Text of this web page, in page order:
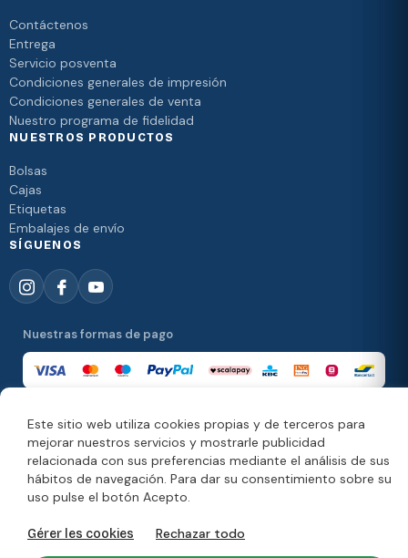
Este sitio web utiliza cookies propias y de terceros para
mejorar nuestros servicios y mostrarle publicidad
relacionada con sus preferencias mediante el análisis de sus
hábitos de navegación. Para dar su consentimiento sobre su
uso pulse el botón Acepto.
Gérer les cookies Rechazar todo
Contáctenos
Entrega
Servicio posventa
Condiciones generales de impresión
Condiciones generales de venta
Nuestro programa de fidelidad
NUESTROS PRODUCTOS
Bolsas
Cajas
Etiquetas
Embalajes de envío
SÍGUENOS
Nuestras formas de pago
Nuestras formas de entrega